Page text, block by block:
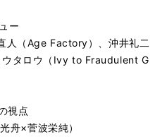
ー
人（Age Factory）、沖井礼二
ウタロウ（Ivy to Fraudulent G
視点
舟×菅波栄純）